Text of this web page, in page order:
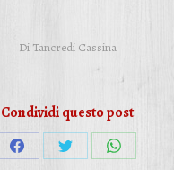
Di Tancredi Cassina
Condividi questo post
CondividiCondividiCondividi